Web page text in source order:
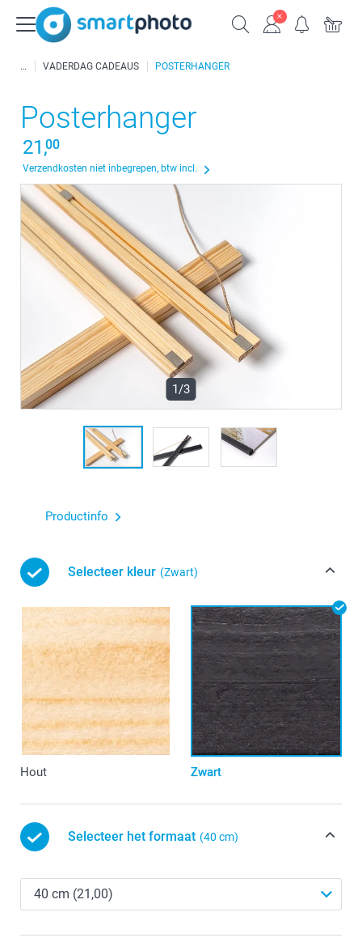
VADERDAG CADEAUS POSTERHANGER
Posterhanger
21,00
Verzendkosten niet inbegrepen, btw incl.
1/3
Productinfo
Selecteer kleur (Zwart)
Hout Zwart
Selecteer het formaat (40 cm)